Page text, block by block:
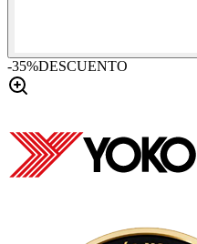
-35%DESCUENTO